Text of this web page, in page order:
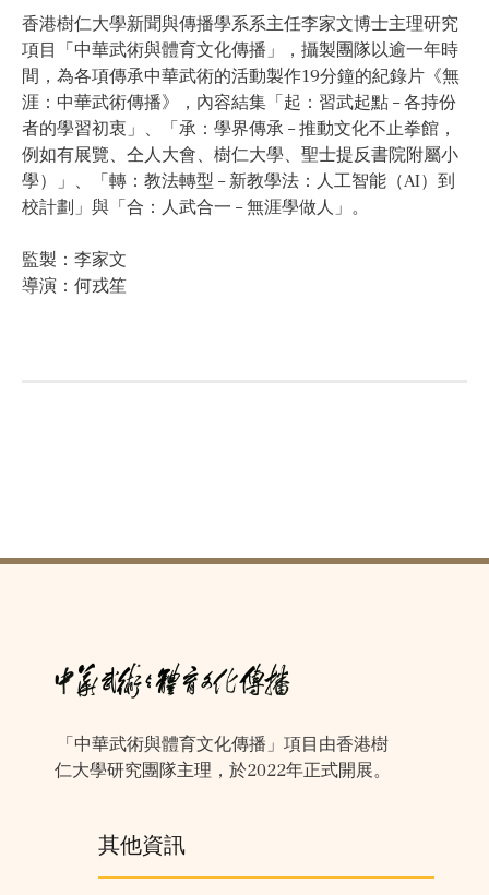
香港樹仁大學新聞與傳播學系系主任李家文博士主理研究
項目「中華武術與體育文化傳播」，攝製團隊以逾一年時
間，為各項傳承中華武術的活動製作19分鐘的紀錄片《無
涯：中華武術傳播》，內容結集「起：習武起點 – 各持份
者的學習初衷」、「承：學界傳承 – 推動文化不止拳館，
例如有展覽、仝人大會、樹仁大學、聖士提反書院附屬小
學）」、「轉：教法轉型 – 新教學法：人工智能（AI）到
校計劃」與「合：人武合一 – 無涯學做人」。
監製：李家文
導演：何戎笙
「中華武術與體育文化傳播」項目由香港樹
仁大學研究團隊主理，於2022年正式開展。
其他資訊